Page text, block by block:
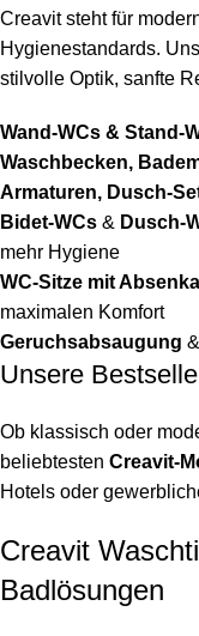
Creavit steht für
Hygienestandards.
stilvolle Optik, sanfte
Wand-WCs & Stand-
Waschbecken,
Armaturen, Dusch-
Bidet-WCs & Dusch-
mehr Hygiene
WC-Sitze mit
maximalen Komfort
Geruchsabsaugung
Unsere
Ob klassisch oder
beliebtesten Creavit-
Hotels oder
Creavit
Badlösungen